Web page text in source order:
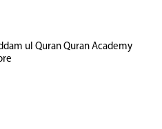
ul Quran Quran Academy